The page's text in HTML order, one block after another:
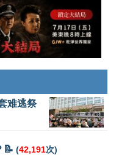
难逃祭
📝 (42,191次)